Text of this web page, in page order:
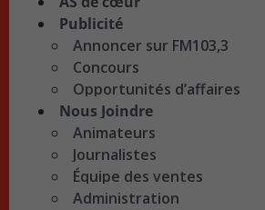
Publicité
Annoncer sur FM103,3
Concours
Opportunités d’affaires
Nous Joindre
Animateurs
Journalistes
Équipe des ventes
Administration